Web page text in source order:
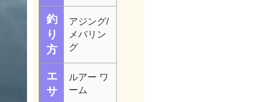
釣
り
方
アジング/
メバリン
グ
エ
サ
ルアー ワ
ーム